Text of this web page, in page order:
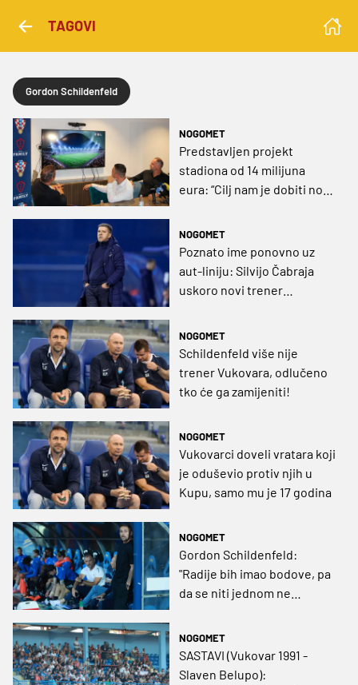
TAGOVI
Gordon Schildenfeld
NOGOMET
Predstavljen projekt
stadiona od 14 milijuna
eura: “Cilj nam je dobiti novi
Hrvatsku“
NOGOMET
Poznato ime ponovno uz
aut-liniju: Silvijo Čabraja
uskoro novi trener
NOGOMET
Schildenfeld više nije
trener Vukovara, odlučeno
tko će ga zamijeniti!
NOGOMET
Vukovarci doveli vratara koji
je oduševio protiv njih u
Kupu, samo mu je 17 godina
NOGOMET
Gordon Schildenfeld:
"Radije bih imao bodove, pa
da se niti jednom ne
NOGOMET
SASTAVI (Vukovar 1991 -
Slaven Belupo):